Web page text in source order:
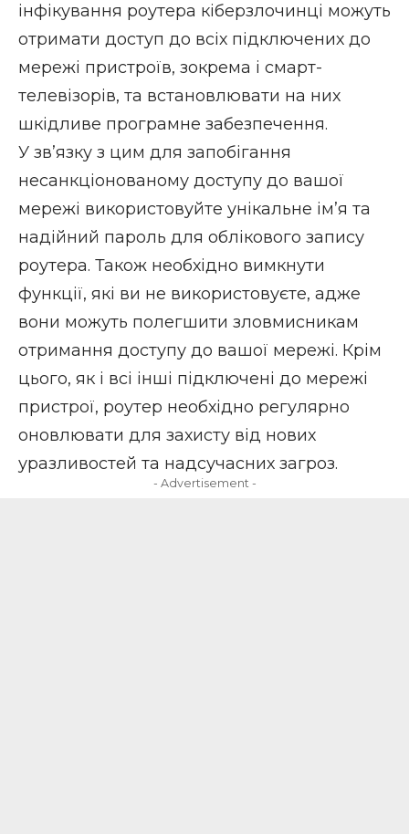
інфікування роутера кіберзлочинці можуть
отримати доступ до всіх підключених до
мережі пристроїв, зокрема і смарт-
телевізорів, та встановлювати на них
шкідливе програмне забезпечення.
У зв’язку з цим для запобігання
несанкціонованому доступу до вашої
мережі використовуйте унікальне ім’я та
надійний пароль для облікового запису
роутера. Також необхідно вимкнути
функції, які ви не використовуєте, адже
вони можуть полегшити зловмисникам
отримання доступу до вашої мережі. Крім
цього, як і всі інші підключені до мережі
пристрої, роутер необхідно регулярно
оновлювати для захисту від нових
уразливостей та надсучасних загроз.
- Advertisement -